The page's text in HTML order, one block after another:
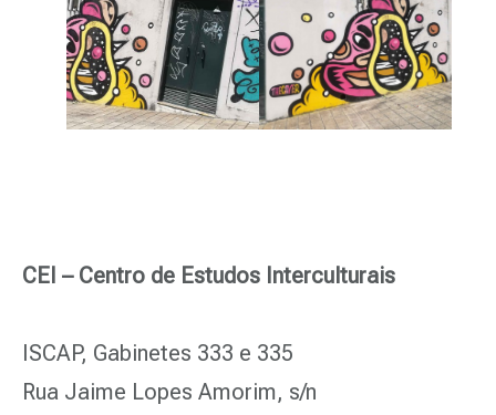
CEI – Centro de Estudos Interculturais
ISCAP, Gabinetes 333 e 335
Rua Jaime Lopes Amorim, s/n